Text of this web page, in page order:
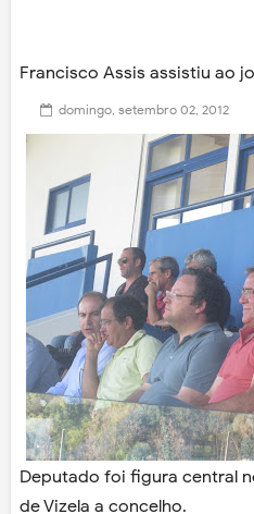
Francisco Assis assistiu ao
domingo, setembro 02, 2012
Deputado foi figura central
de Vizela a concelho.